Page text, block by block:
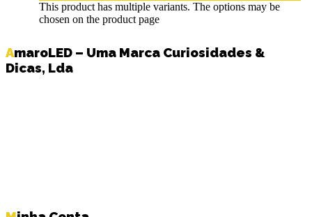
This product has multiple variants. The options may be
chosen on the product page
AmaroLED – Uma Marca Curiosidades &
Dicas, Lda